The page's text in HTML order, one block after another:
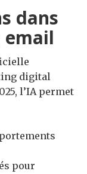
dans
digital
l’IA permet
pour